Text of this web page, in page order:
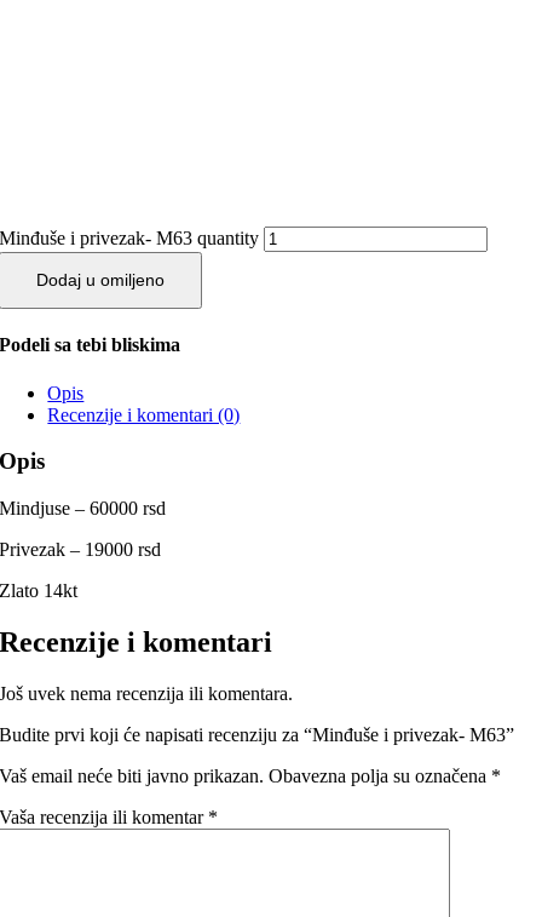
Minđuše i privezak- M63 quantity
Dodaj u omiljeno
Podeli sa tebi bliskima
Opis
Recenzije i komentari (0)
Opis
Mindjuse – 60000 rsd
Privezak – 19000 rsd
Zlato 14kt
Recenzije i komentari
Još uvek nema recenzija ili komentara.
Budite prvi koji će napisati recenziju za “Minđuše i privezak- M63”
Vaš email neće biti javno prikazan. Obavezna polja su označena *
Vaša recenzija ili komentar *